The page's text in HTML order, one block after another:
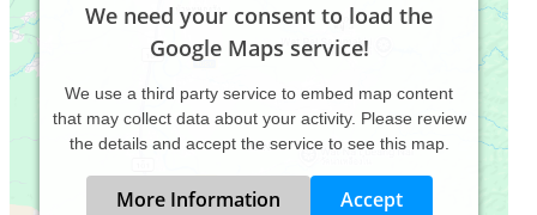
We need your consent to load the
Google Maps service!
We use a third party service to embed map content
that may collect data about your activity. Please review
the details and accept the service to see this map.
More Information Accept